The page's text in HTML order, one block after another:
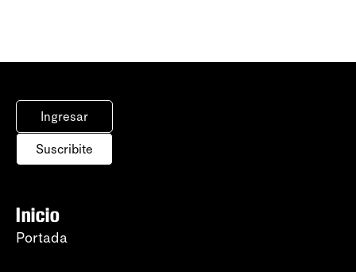
Ingresar
Suscribite
Inicio
Portada